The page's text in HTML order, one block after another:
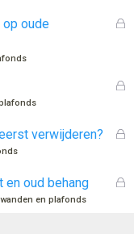
G
o
oude
G
n
G
verwijderen?
G
en oud behang
en plafonds